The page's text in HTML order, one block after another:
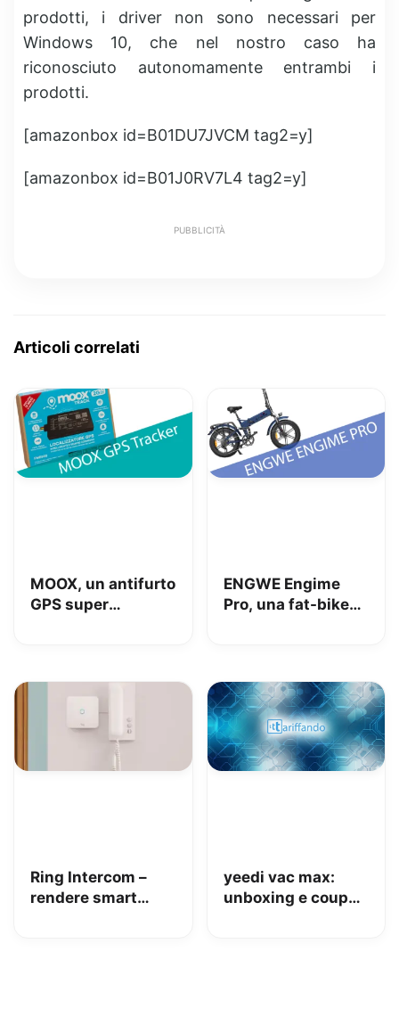
prodotti, i driver non sono necessari per
Windows 10, che nel nostro caso ha
riconosciuto autonomamente entrambi i
prodotti.
[amazonbox id=B01DU7JVCM tag2=y]
[amazonbox id=B01J0RV7L4 tag2=y]
PUBBLICITÀ
Articoli correlati
MOOX, un antifurto
GPS super
solo: la nostra
ENGWE Engime
Pro, una fat-bike
Ring Intercom –
rendere smart
yeedi vac max:
unboxing e coupon